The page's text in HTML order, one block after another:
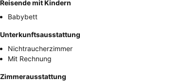
Reisende mit Kindern
Babybett
Unterkunftsausstattung
Nichtraucherzimmer
Mit Rechnung
Zimmerausstattung